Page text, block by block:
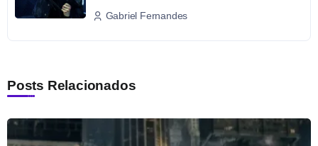
Gabriel Fernandes
Posts Relacionados